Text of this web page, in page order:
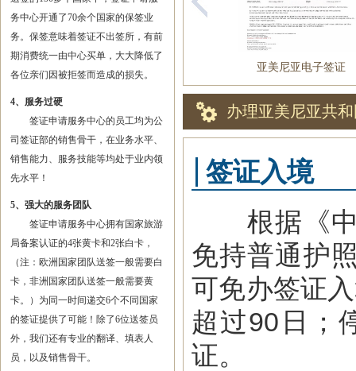
务中心开通了70余个国家的保签业
务。保签意味着签证不出签所，有前
期消费统一由中心买单，大大降低了
各位亲们因被拒签而造成的损失。
4、服务过硬
签证申请服务中心的员工均为公
司签证部的销售骨干，在业务水平、
销售能力、服务技能等均处于业内领
先水平！
5、强大的服务团队
签证申请服务中心拥有国家旅游
局备案认证的4张黄卡和2张白卡，
（注：欧洲国家团队送签一般需要白
卡，非洲国家团队送签一般需要黄
卡。）为同一时间递交6个不同国家
的签证提供了可能！除了6位送签员
外，我们还有专业的翻译、填表人
员，以及销售骨干。
亚美尼亚电子签证
办理亚美尼亚共
签证入境
根据《中
免持普通护
可免办签证
超过90日；
证。